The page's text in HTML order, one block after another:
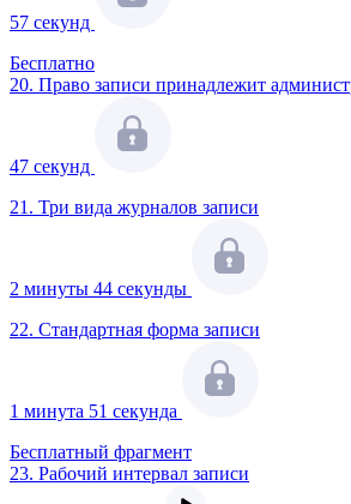
57 секунд
Бесплатно
20. Право записи принадлежит
47 секунд
21. Три вида журналов записи
2 минуты 44 секунды
22. Стандартная форма записи
1 минута 51 секунда
Бесплатный фрагмент
23. Рабочий интервал записи